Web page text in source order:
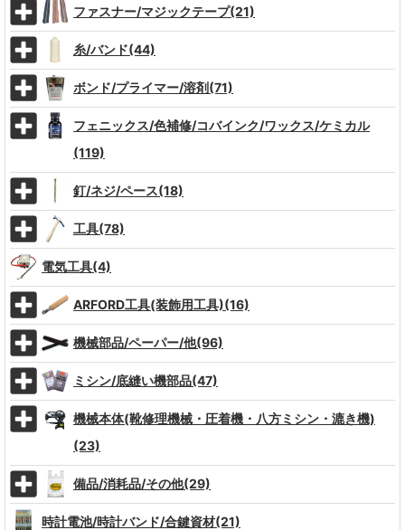
ファスナー/マジックテープ(21)
糸/バンド(44)
ボンド/プライマー/溶剤(71)
フェニックス/色補修/コバインク/ワックス/ケミカル
(119)
釘/ネジ/ペース(18)
工具(78)
電気工具(4)
ARFORD工具(装飾用工具)(16)
機械部品/ペーパー/他(96)
ミシン/底縫い機部品(47)
機械本体(靴修理機械・圧着機・八方ミシン・漉き機)
(23)
備品/消耗品/その他(29)
時計電池/時計バンド/合鍵資材(21)